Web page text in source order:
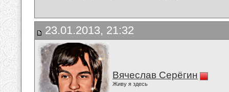
23.01.2013, 21:32
Вячеслав Серёгин
Живу я здесь